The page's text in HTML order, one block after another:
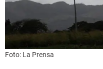
Foto: La Prensa